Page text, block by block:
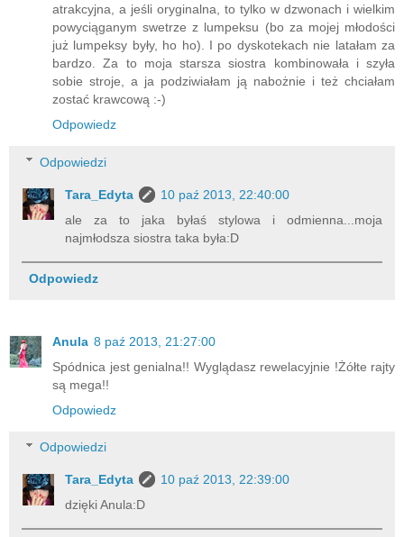
atrakcyjna, a jeśli oryginalna, to tylko w dzwonach i wielkim
powyciąganym swetrze z lumpeksu (bo za mojej młodości
już lumpeksy były, ho ho). I po dyskotekach nie latałam za
bardzo. Za to moja starsza siostra kombinowała i szyła
sobie stroje, a ja podziwiałam ją nabożnie i też chciałam
zostać krawcową :-)
Odpowiedz
Odpowiedzi
Tara_Edyta
10 paź 2013, 22:40:00
ale za to jaka byłaś stylowa i odmienna...moja
najmłodsza siostra taka była:D
Odpowiedz
Anula 8 paź 2013, 21:27:00
Spódnica jest genialna!! Wyglądasz rewelacyjnie !Żółte rajty
są mega!!
Odpowiedz
Odpowiedzi
Tara_Edyta
10 paź 2013, 22:39:00
dzięki Anula:D